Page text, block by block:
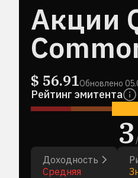
Акции
$ 56.91Обновлено
Рейтинг эмитента
3
Доходность
Средняя